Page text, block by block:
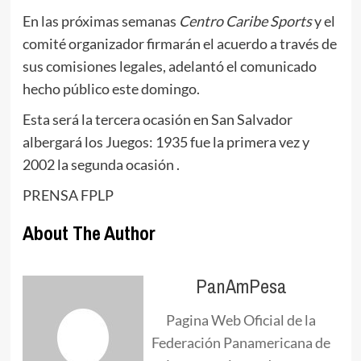
En las próximas semanas Centro Caribe Sportsy el
comité organizador firmarán el acuerdo a través de
sus comisiones legales, adelantó el comunicado
hecho público este domingo.
Esta será la tercera ocasión en San Salvador
albergará los Juegos: 1935 fue la primera vez y
2002 la segunda ocasión .
PRENSA FPLP
About The Author
PanAmPesa
Pagina Web Oficial de la
Federación Panamericana de